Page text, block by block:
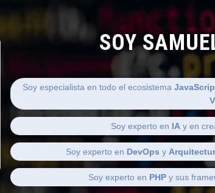
SOY
Soy especialista en todo el ecosistema
Soy experto en IA y en
Soy experto en DevOps y
Soy experto en PHPy sus